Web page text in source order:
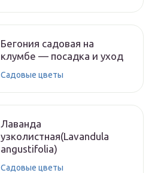
Бегония садовая на
клумбе — посадка и уход
Садовые цветы
Лаванда
узколистная(Lavandula
angustifolia)
Садовые цветы